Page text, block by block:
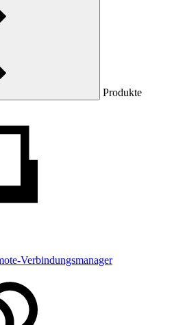
Produkte
Verbindungsmanager